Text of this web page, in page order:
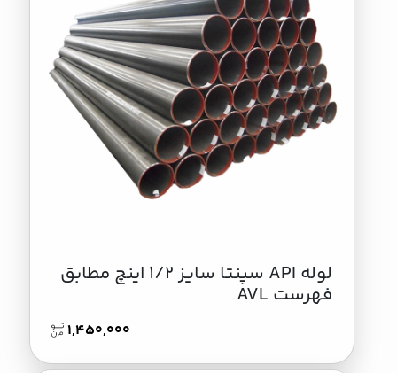
لوله API سپنتا سایز 1/2 اینچ مطابق
فهرست AVL
1,450,000